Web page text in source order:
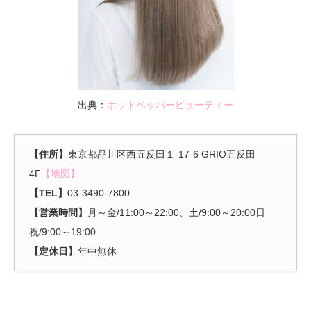
出典： ホットペッパービューティー
【住所】 東京都品川区西五反田１-17-6 GRIO五反田
4F 【地図】
【TEL】 03-3490-7800
【営業時間】
月～金/11:00～22:00、土/9:00～20:00日
祝/9:00～19:00
【定休日】 年中無休